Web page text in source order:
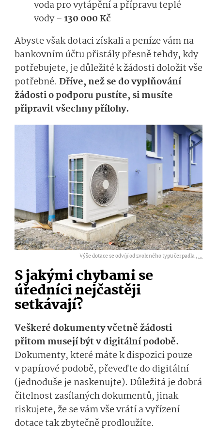
voda pro vytápění a přípravu teplé
vody –130 000 Kč
Abyste však dotaci získali a peníze vám na
bankovním účtu přistály přesně tehdy, kdy
potřebujete, je důležité k žádosti doložit vše
potřebné. Dříve, než se do vyplňování
žádosti o podporu pustíte, si musíte
připravit všechny přílohy.
Výše dotace se odvíjí od zvoleného typu čerpadla ,...
S jakými chybami se
úředníci nejčastěji
setkávají?
Veškeré dokumenty včetně žádosti
přitom musejí být v digitální podobě.
Dokumenty, které máte k dispozici pouze
v papírové podobě, převeďte do digitální
(jednoduše je naskenujte). Důležitá je dobrá
čitelnost zasílaných dokumentů, jinak
riskujete, že se vám vše vrátí a vyřízení
dotace tak zbytečně prodloužíte.